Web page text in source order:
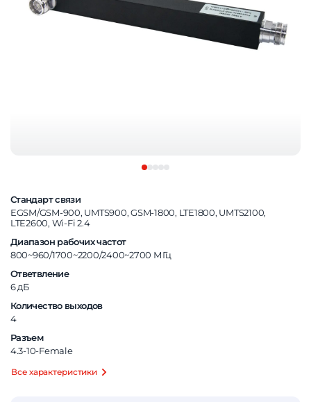
Стандарт связи
EGSM/GSM-900, UMTS900, GSM-1800, LTE1800, UMTS2100,
LTE2600, Wi-Fi 2.4
Диапазон рабочих частот
800~960/1700~2200/2400~2700 МГц
Ответвление
6 дБ
Количество выходов
4
Разъем
4.3-10-Female
Все характеристики